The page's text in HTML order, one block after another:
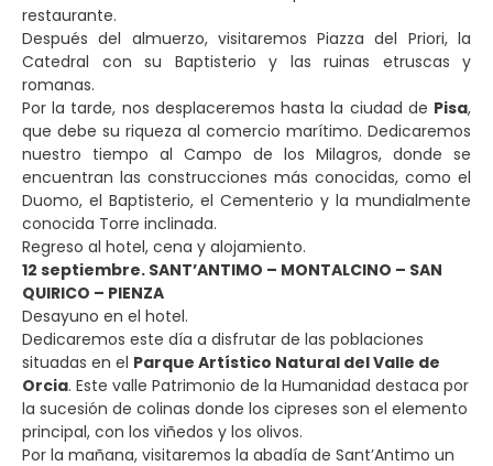
restaurante.
Después del almuerzo, visitaremos Piazza del Priori, la
Catedral con su Baptisterio y las ruinas etruscas y
romanas.
Por la tarde, nos desplaceremos hasta la ciudad de Pisa,
que debe su riqueza al comercio marítimo. Dedicaremos
nuestro tiempo al Campo de los Milagros, donde se
encuentran las construcciones más conocidas, como el
Duomo, el Baptisterio, el Cementerio y la mundialmente
conocida Torre inclinada.
Regreso al hotel, cena y alojamiento.
12 septiembre. SANT’ANTIMO – MONTALCINO – SAN
QUIRICO – PIENZA
Desayuno en el hotel.
Dedicaremos este día a disfrutar de las poblaciones
situadas en el Parque Artístico Natural del Valle de
Orcia. Este valle Patrimonio de la Humanidad destaca por
la sucesión de colinas donde los cipreses son el elemento
principal, con los viñedos y los olivos.
Por la mañana, visitaremos la abadía de Sant’Antimo un